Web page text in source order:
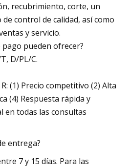
recubrimiento, corte, un
control de calidad, así como
y servicio.
pago pueden ofrecer?
D/PL/C.
(1) Precio competitivo (2) Alta
(4) Respuesta rápida y
en todas las consultas
entrega?
7 y 15 días. Para las